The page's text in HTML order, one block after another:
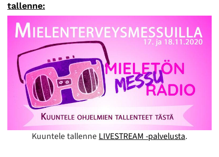
tallenne:
Kuuntele tallenne LIVESTREAM -palvelusta.